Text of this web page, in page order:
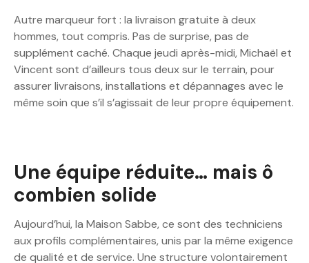
Autre marqueur fort : la livraison gratuite à deux
hommes, tout compris. Pas de surprise, pas de
supplément caché. Chaque jeudi après-midi, Michaël et
Vincent sont d’ailleurs tous deux sur le terrain, pour
assurer livraisons, installations et dépannages avec le
même soin que s’il s’agissait de leur propre équipement.
Une équipe réduite… mais ô
combien solide
Aujourd’hui, la Maison Sabbe, ce sont des techniciens
aux profils complémentaires, unis par la même exigence
de qualité et de service. Une structure volontairement